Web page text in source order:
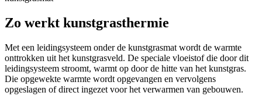
Zo werkt kunstgrasthermie
Met een leidingsysteem onder de kunstgrasmat wordt de warmte
onttrokken uit het kunstgrasveld. De speciale vloeistof die door dit
leidingsysteem stroomt, warmt op door de hitte van het kunstgras.
Die opgewekte warmte wordt opgevangen en vervolgens
opgeslagen of direct ingezet voor het verwarmen van gebouwen.